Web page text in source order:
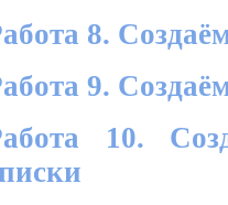
8.
9.
10.